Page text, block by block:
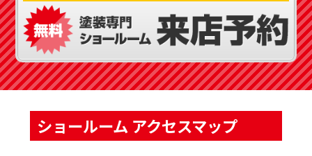
ショールーム アクセスマップ